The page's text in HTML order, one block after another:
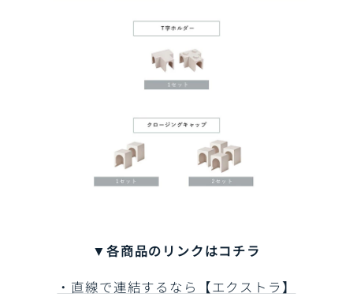
▼各商品のリンクはコチラ
・直線で連結するなら【エクストラ】